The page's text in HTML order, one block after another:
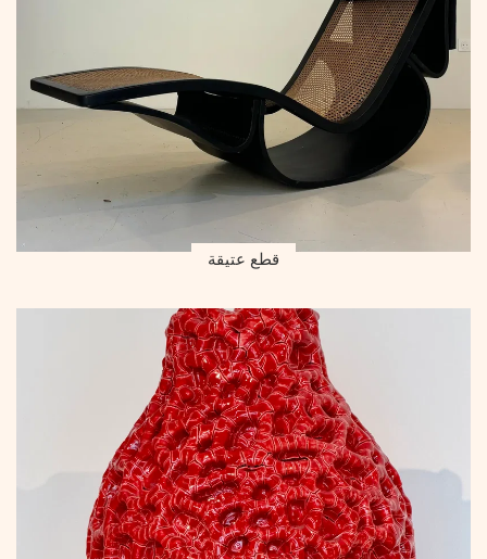
قطع عتيقة